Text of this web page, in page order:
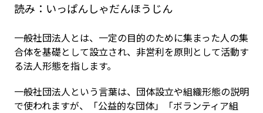
読み： いっぱんしゃだんほうじん
一般社団法人とは、一定の目的のために集まった人の集
合体を基礎として設立され、非営利を原則として活動す
る法人形態を指します。
一般社団法人という言葉は、団体設立や組織形態の説明
で使われますが、「公益的な団体」「ボランティア組